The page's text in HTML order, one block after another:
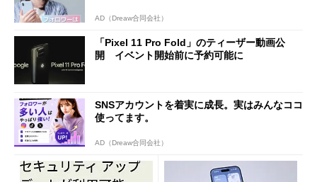
AD（Dreaw合同会社）
「Pixel 11 Pro Fold」のティーザー動画公
開 イベント開始前に予約可能に
SNSアカウントを着実に成長。実はみんなココ
使ってます。
AD（Dreaw合同会社）